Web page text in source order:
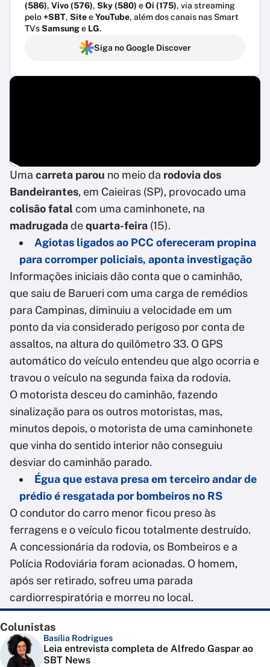
(586), Vivo (576), Sky (580) eOi (175), via streaming
pelo+SBT, SiteeYouTube, além dos canais nas Smart
TVsSamsunge LG.
Siga no Google Discover
Uma carreta parou no meio da rodovia dos
Bandeirantes, em Caieiras (SP), provocado uma
colisão fatalcom uma caminhonete, na
madrugadadequarta-feira (15).
Agiotas ligados ao PCC ofereceram propina
para corromper policiais, aponta investigação
Informações iniciais dão conta que o caminhão,
que saiu de Barueri com uma carga de remédios
para Campinas, diminuiu a velocidade em um
ponto da via considerado perigoso por conta de
assaltos, na altura do quilômetro 33. O GPS
automático do veículo entendeu que algo ocorria e
travou o veículo na segunda faixa da rodovia.
O motorista desceu do caminhão, fazendo
sinalização para os outros motoristas, mas,
minutos depois, o motorista de uma caminhonete
que vinha do sentido interior não conseguiu
desviar do caminhão parado.
Égua que estava presa em terceiro andar de
prédio é resgatada por bombeiros no RS
O condutor do carro menor ficou preso às
ferragens e o veículo ficou totalmente destruído.
A concessionária da rodovia, os Bombeiros e a
Polícia Rodoviária foram acionadas. O homem,
após ser retirado, sofreu uma parada
cardiorrespiratória e morreu no local.
Colunistas
Basília Rodrigues
Leia entrevista completa de Alfredo Gaspar ao
SBT News